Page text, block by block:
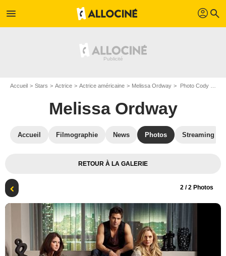
menu profil search
Accueil Stars Actrice Actrice américaine Melissa Ordway Photo Cody Longo, Brittany Underwood, Melissa Ordway, Justin Wilczynski
Melissa Ordway
Accueil Filmographie News Photos Streaming
RETOUR À LA GALERIE
2 / 2 Photos